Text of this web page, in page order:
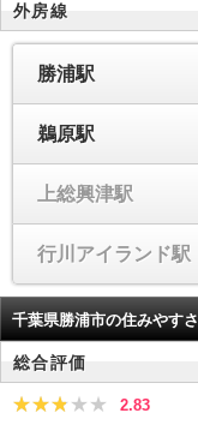
外房線
勝浦駅
鵜原駅
上総興津駅
行川アイランド駅
千葉県勝浦市の住みやすさ
総合評価
2.83